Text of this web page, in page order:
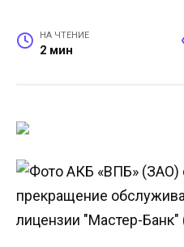
НА ЧТЕНИЕ
2 мин